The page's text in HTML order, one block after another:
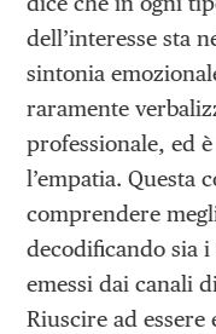
dell’interesse sta
sintonia
raramente
professionale, ed
l’empatia. Questa
comprendere
decodificando sia
emessi dai canali
Riuscire ad essere